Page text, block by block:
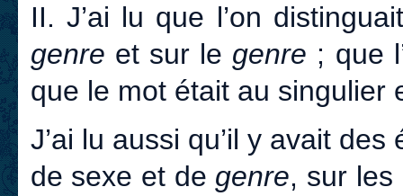
II. J’ai lu que l’on
genre et sur le genre ; que
que le mot était au singulier
J’ai lu aussi qu’il y avait
de sexe et de genre, sur